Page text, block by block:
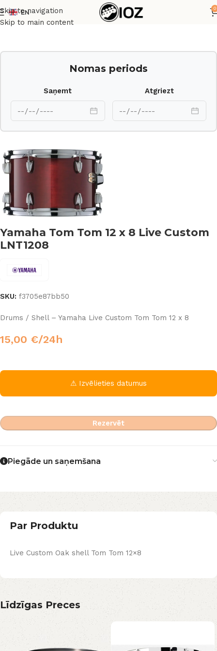
Skip to navigation
Skip to main content
EN
0
Sākums Bungas Korpusi
Nomas periods
Saņemt Atgriezt
Yamaha Tom Tom 12 x 8 Live Custom
LNT1208
SKU: f3705e87bb50
Drums / Shell – Yamaha Live Custom Tom Tom 12 x 8
15,00 €/24h
⚠ Izvēlieties datumus
Rezervēt
Piegāde un saņemšana
Par Produktu
Live Custom Oak shell Tom Tom 12×8
Līdzīgas Preces